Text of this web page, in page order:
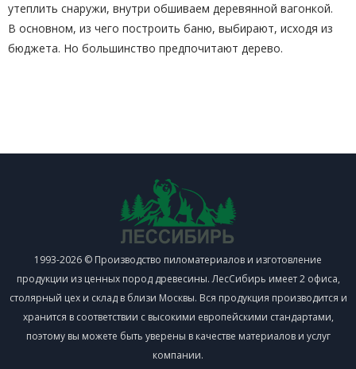
утеплить снаружи, внутри обшиваем деревянной вагонкой.
В основном, из чего построить баню, выбирают, исходя из
бюджета. Но большинство предпочитают дерево.
1993-2026 © Производство пиломатериалов и изготовление
продукции из ценных пород древесины. ЛесСибирь имеет 2 офиса,
столярный цех и склад в близи Москвы. Вся продукция производится и
хранится в соответствии с высокими европейскими стандартами,
поэтому вы можете быть уверены в качестве материалов и услуг
компании.